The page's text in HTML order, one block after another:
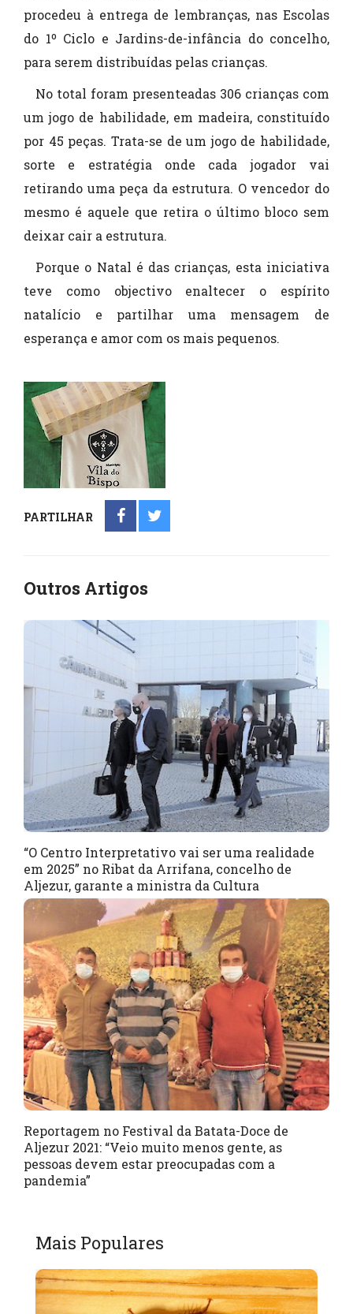
procedeu à entrega de lembranças, nas Escolas
do 1º Ciclo e Jardins-de-infância do concelho,
para serem distribuídas pelas crianças.
No total foram presenteadas 306 crianças com
um jogo de habilidade, em madeira, constituído
por 45 peças. Trata-se de um jogo de habilidade,
sorte e estratégia onde cada jogador vai
retirando uma peça da estrutura. O vencedor do
mesmo é aquele que retira o último bloco sem
deixar cair a estrutura.
Porque o Natal é das crianças, esta iniciativa
teve como objectivo enaltecer o espírito
natalício e partilhar uma mensagem de
esperança e amor com os mais pequenos.
PARTILHAR
Outros Artigos
“O Centro Interpretativo vai ser uma realidade
em 2025” no Ribat da Arrifana, concelho de
Aljezur, garante a ministra da Cultura
Reportagem no Festival da Batata-Doce de
Aljezur 2021: “Veio muito menos gente, as
pessoas devem estar preocupadas com a
pandemia”
Mais Populares